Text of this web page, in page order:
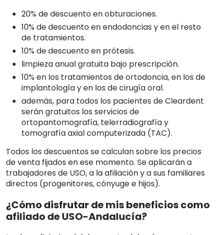
20% de descuento en obturaciones.
10% de descuento en endodoncias y en el resto
de tratamientos.
10% de descuento en prótesis.
limpieza anual gratuita bajo prescripción.
10% en los tratamientos de ortodoncia, en los de
implantología y en los de cirugía oral.
además, para todos los pacientes de Cleardent
serán gratuitos los servicios de
ortopantomografía, telerradiografía y
tomografía axial computerizada (TAC).
Todos los descuentos se calculan sobre los precios
de venta fijados en ese momento. Se aplicarán a
trabajadores de USO, a la afiliación y a sus familiares
directos (progenitores, cónyuge e hijos).
¿Cómo disfrutar de mis beneficios como
afiliado de USO-Andalucía?